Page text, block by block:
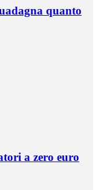
quanto
a zero euro